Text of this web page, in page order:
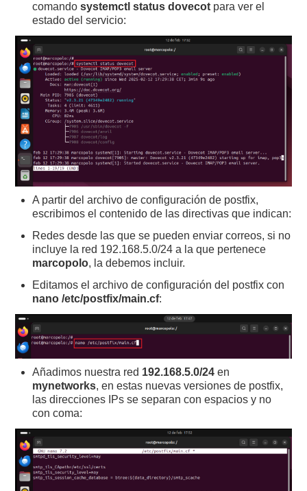
comandosystemctl status dovecot para ver el
estado del servicio:
A partir del archivo de configuración de postfix,
escribimos el contenido de las directivas que indican:
Redes desde las que se pueden enviar correos, si no
incluye la red 192.168.5.0/24 a la que pertenece
marcopolo, la debemos incluir.
Editamos el archivo de configuración del postfix con
nano /etc/postfix/main.cf:
Añadimos nuestra red 192.168.5.0/24 en
mynetworks, en estas nuevas versiones de postfix,
las direcciones IPs se separan con espacios y no
con coma: